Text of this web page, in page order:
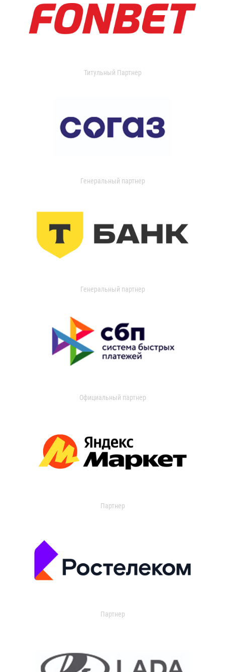
Титульный Партнер
Генеральный партнер
Генеральный партнер
Официальный партнер
Партнер
Партнер